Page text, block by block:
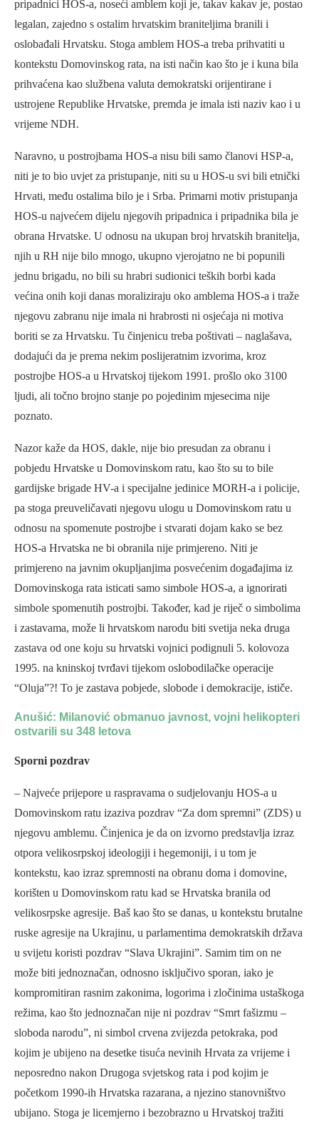
pripadnici HOS-a, noseći amblem koji je, takav kakav je, postao
legalan, zajedno s ostalim hrvatskim braniteljima branili i
oslobađali Hrvatsku. Stoga amblem HOS-a treba prihvatiti u
kontekstu Domovinskog rata, na isti način kao što je i kuna bila
prihvaćena kao službena valuta demokratski orijentirane i
ustrojene Republike Hrvatske, premda je imala isti naziv kao i u
vrijeme NDH.
Naravno, u postrojbama HOS-a nisu bili samo članovi HSP-a,
niti je to bio uvjet za pristupanje, niti su u HOS-u svi bili etnički
Hrvati, među ostalima bilo je i Srba. Primarni motiv pristupanja
HOS-u najvećem dijelu njegovih pripadnica i pripadnika bila je
obrana Hrvatske. U odnosu na ukupan broj hrvatskih branitelja,
njih u RH nije bilo mnogo, ukupno vjerojatno ne bi popunili
jednu brigadu, no bili su hrabri sudionici teških borbi kada
većina onih koji danas moraliziraju oko amblema HOS-a i traže
njegovu zabranu nije imala ni hrabrosti ni osjećaja ni motiva
boriti se za Hrvatsku. Tu činjenicu treba poštivati – naglašava,
dodajući da je prema nekim poslijeratnim izvorima, kroz
postrojbe HOS-a u Hrvatskoj tijekom 1991. prošlo oko 3100
ljudi, ali točno brojno stanje po pojedinim mjesecima nije
poznato.
Nazor kaže da HOS, dakle, nije bio presudan za obranu i
pobjedu Hrvatske u Domovinskom ratu, kao što su to bile
gardijske brigade HV-a i specijalne jedinice MORH-a i policije,
pa stoga preuveličavati njegovu ulogu u Domovinskom ratu u
odnosu na spomenute postrojbe i stvarati dojam kako se bez
HOS-a Hrvatska ne bi obranila nije primjereno. Niti je
primjereno na javnim okupljanjima posvećenim događajima iz
Domovinskoga rata isticati samo simbole HOS-a, a ignorirati
simbole spomenutih postrojbi. Također, kad je riječ o simbolima
i zastavama, može li hrvatskom narodu biti svetija neka druga
zastava od one koju su hrvatski vojnici podignuli 5. kolovoza
1995. na kninskoj tvrđavi tijekom oslobodilačke operacije
“Oluja”?! To je zastava pobjede, slobode i demokracije, ističe.
Anušić: Milanović obmanuo javnost, vojni helikopteri
ostvarili su 348 letova
Sporni pozdrav
– Najveće prijepore u raspravama o sudjelovanju HOS-a u
Domovinskom ratu izaziva pozdrav “Za dom spremni” (ZDS) u
njegovu amblemu. Činjenica je da on izvorno predstavlja izraz
otpora velikosrpskoj ideologiji i hegemoniji, i u tom je
kontekstu, kao izraz spremnosti na obranu doma i domovine,
korišten u Domovinskom ratu kad se Hrvatska branila od
velikosrpske agresije. Baš kao što se danas, u kontekstu brutalne
ruske agresije na Ukrajinu, u parlamentima demokratskih država
u svijetu koristi pozdrav “Slava Ukrajini”. Samim tim on ne
može biti jednoznačan, odnosno isključivo sporan, iako je
kompromitiran rasnim zakonima, logorima i zločinima ustaškoga
režima, kao što jednoznačan nije ni pozdrav “Smrt fašizmu –
sloboda narodu”, ni simbol crvena zvijezda petokraka, pod
kojim je ubijeno na desetke tisuća nevinih Hrvata za vrijeme i
neposredno nakon Drugoga svjetskog rata i pod kojim je
početkom 1990-ih Hrvatska razarana, a njezino stanovništvo
ubijano. Stoga je licemjerno i bezobrazno u Hrvatskoj tražiti